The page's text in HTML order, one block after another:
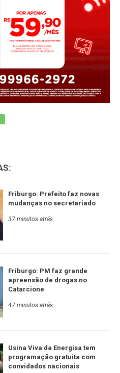
Friburgo: Prefeito faz novas
mudanças no secretariado
37 minutos atrás
Friburgo: PM faz grande
apreensão de drogas no
Catarcione
47 minutos atrás
Usina Viva da Energisa tem
programação gratuita com
convidados nacionais